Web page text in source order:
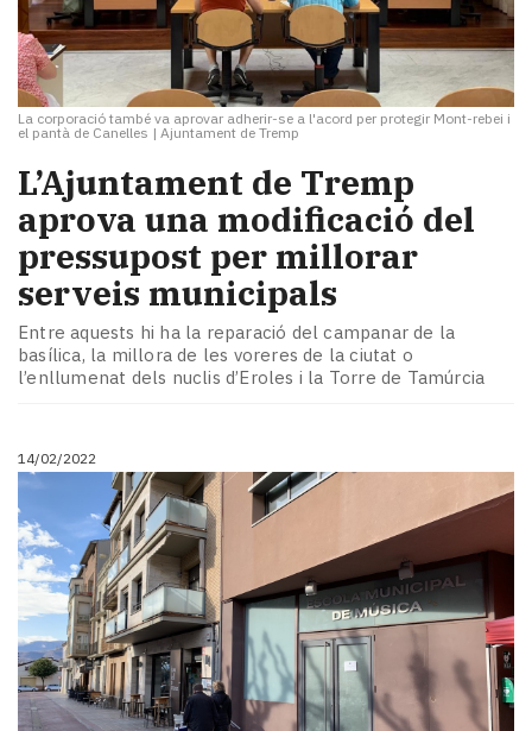
La corporació també va aprovar adherir-se a l'acord per protegir Mont-rebei i
el pantà de Canelles | Ajuntament de Tremp
L’Ajuntament de Tremp
aprova una modificació del
pressupost per millorar
serveis municipals
Entre aquests hi ha la reparació del campanar de la
basílica, la millora de les voreres de la ciutat o
l’enllumenat dels nuclis d’Eroles i la Torre de Tamúrcia
14/02/2022